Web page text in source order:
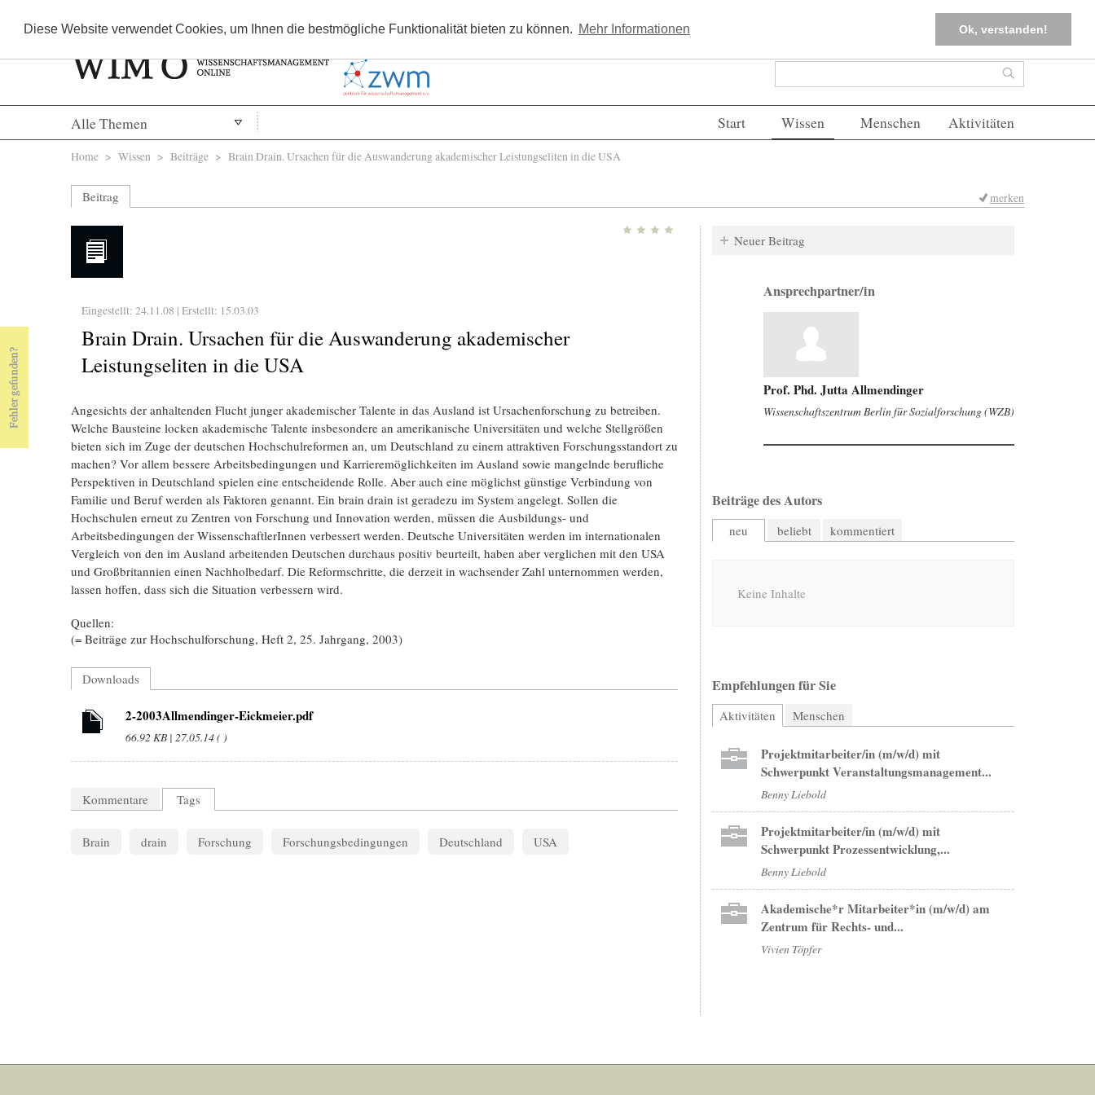
Diese Website verwendet Cookies, um Ihnen die bestmögliche Funktionalität bieten zu können. Mehr Informationen Ok, verstanden!
Kostenlos registrieren FAQs Einloggen
Suchformular Suche
Alle Themen Start Wissen Menschen Aktivitäten
Sie sind hier
Home > Wissen > Beiträge > Brain Drain. Ursachen für die Auswanderung akademischer Leistungseliten in die USA
Beitrag merken
Eingestellt: 24.11.08 | Erstellt: 15.03.03
Brain Drain. Ursachen für die Auswanderung akademischer
Leistungseliten in die USA
Angesichts der anhaltenden Flucht junger akademischer Talente in das Ausland ist Ursachenforschung zu betreiben.
Welche Bausteine locken akademische Talente insbesondere an amerikanische Universitäten und welche Stellgrößen
bieten sich im Zuge der deutschen Hochschulreformen an, um Deutschland zu einem attraktiven Forschungsstandort zu
machen? Vor allem bessere Arbeitsbedingungen und Karrieremöglichkeiten im Ausland sowie mangelnde berufliche
Perspektiven in Deutschland spielen eine entscheidende Rolle. Aber auch eine möglichst günstige Verbindung von
Familie und Beruf werden als Faktoren genannt. Ein brain drain ist geradezu im System angelegt. Sollen die
Hochschulen erneut zu Zentren von Forschung und Innovation werden, müssen die Ausbildungs- und
Arbeitsbedingungen der WissenschaftlerInnen verbessert werden. Deutsche Universitäten werden im internationalen
Vergleich von den im Ausland arbeitenden Deutschen durchaus positiv beurteilt, haben aber verglichen mit den USA
und Großbritannien einen Nachholbedarf. Die Reformschritte, die derzeit in wachsender Zahl unternommen werden,
lassen hoffen, dass sich die Situation verbessern wird.
Quellen:
(= Beiträge zur Hochschulforschung, Heft 2, 25. Jahrgang, 2003)
Downloads
2-2003Allmendinger-Eickmeier.pdf
66.92 KB | 27.05.14 ( )
Kommentare Tags
Brain drain Forschung Forschungsbedingungen Deutschland USA
Neuer Beitrag
Ansprechpartner/in
Prof. Phd. Jutta Allmendinger
Wissenschaftszentrum Berlin für Sozialforschung (WZB)
Beiträge des Autors
neu beliebt kommentiert
Keine Inhalte
Empfehlungen für Sie
Aktivitäten (aktiver Reiter)
Menschen
Projektmitarbeiter/in (m/w/d) mit
Schwerpunkt Veranstaltungsmanagement...
Benny Liebold
Projektmitarbeiter/in (m/w/d) mit
Schwerpunkt Prozessentwicklung,...
Benny Liebold
Akademische*r Mitarbeiter*in (m/w/d) am
Zentrum für Rechts- und...
Vivien Töpfer